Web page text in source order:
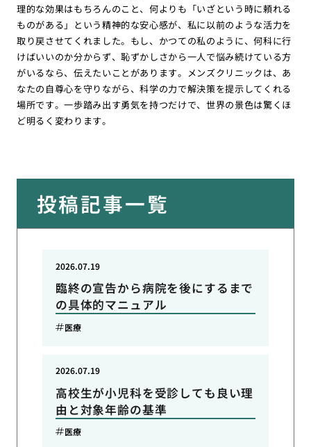
理的な効果はもちろんのこと、何よりも「いざという時に頼れる
ものがある」という精神的な安心感が、私に以前のような活力を
取り戻させてくれました。もし、かつての私のように、何科に行
けばいいのか分からず、恥ずかしさから一人で悩み続けている方
がいるなら、伝えたいことがあります。メンズクリニックは、あ
なたの自尊心を守りながら、科学の力で解決策を提示してくれる
場所です。一歩踏み出す勇気を持つだけで、世界の景色は驚くほ
ど明るく変わります。
投稿記事一覧
臨終の宣告から病院を後にするまで
の具体的マニュアル
2026.07.19
医療
高校生が小児科を受診しても良い理
由と対象年齢の基準
2026.07.19
医療